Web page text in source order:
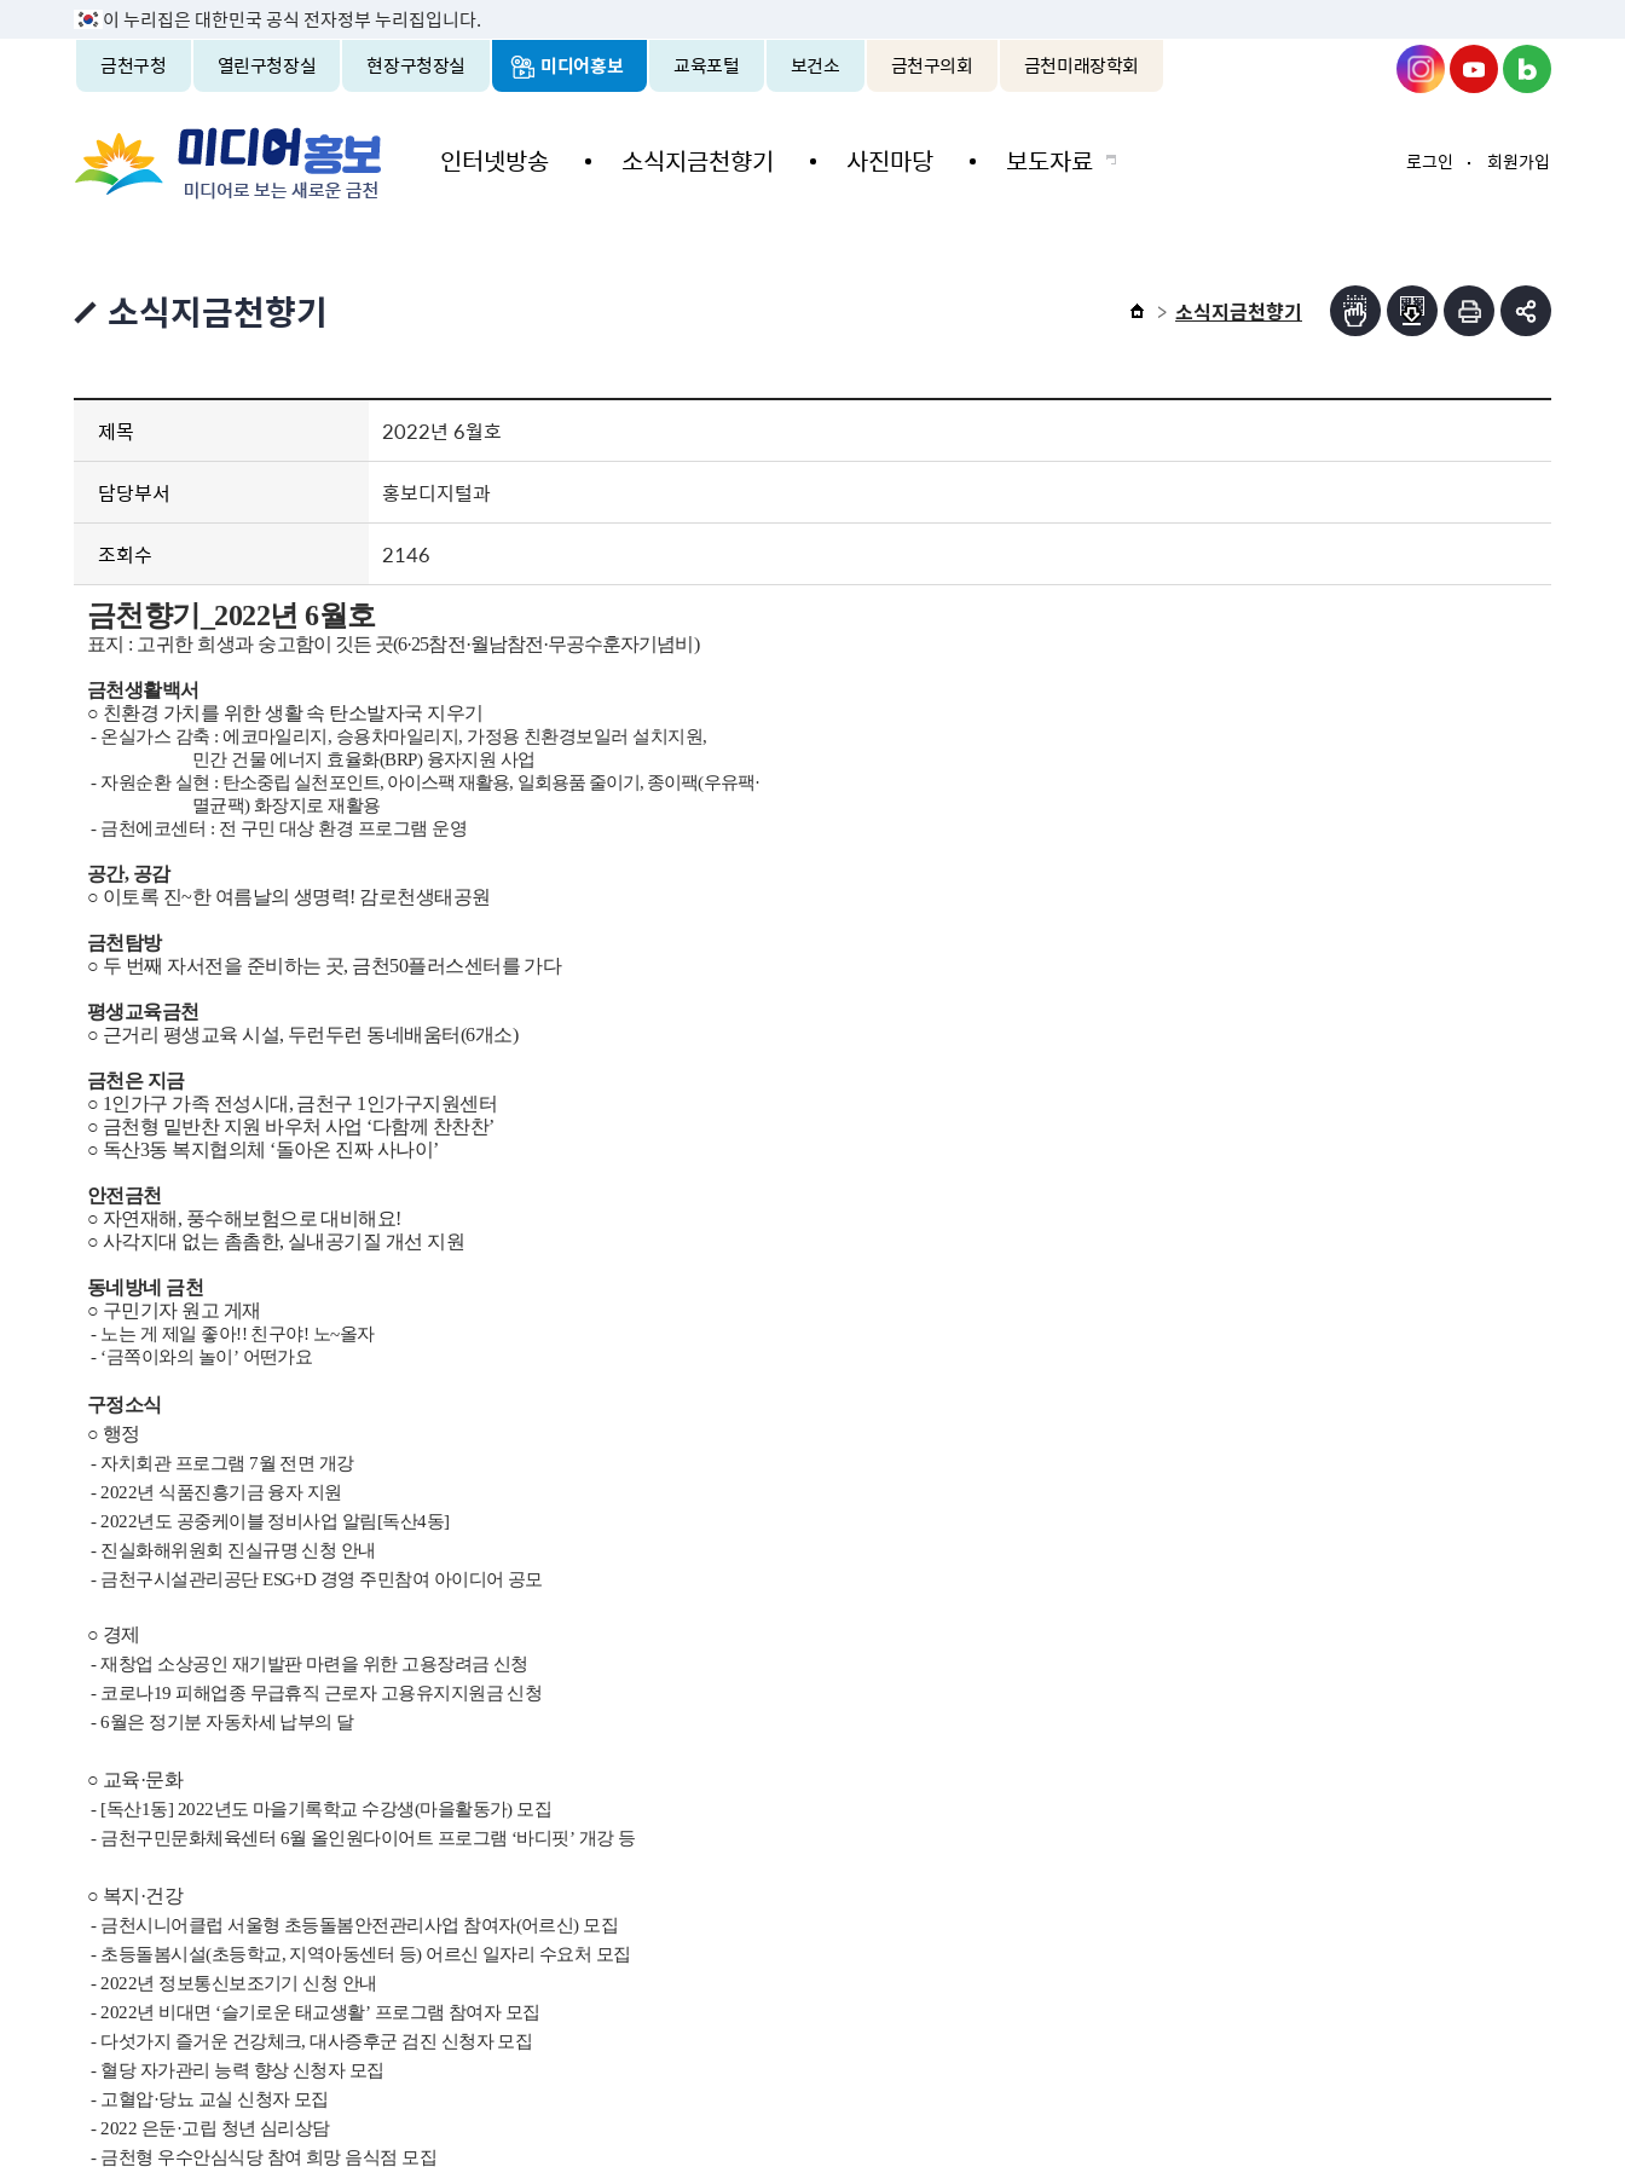
이 누리집은 대한민국 공식 전자정부 누리집입니다.
금천구청
열린구청장실 현장구청장실 미디어홍보 교육포털 보건소 금천구의회 금천미래장학회
인터넷방송 소식지금천향기 사진마당 보도자료 로그인 회원가입
소식지금천향기 소식지금천향기
제목 2022년 6월호
담당부서 홍보디지털과
조회수 2146
금천향기 _2022년6월호
표지 : 고귀한 희생과 숭고함이 깃든 곳(6·25참전·월남참전·무공수훈자기념비 )
금천생활백서
○ 친환경 가치를 위한 생활 속 탄소발자국 지우기
- 온실가스 감축 : 에코마일리지 , 승용차마일리지 , 가정용 친환경보일러 설치지원,
민간 건물 에너지 효율화(BRP) 융자지원 사업
- 자원순환 실현 : 탄소중립 실천포인트, 아이스팩 재활용, 일회용품 줄이기 , 종이팩(우유팩·
멸균팩) 화장지로 재활용
- 금천에코센터 : 전 구민 대상 환경 프로그램 운영
공간, 공감
○ 이토록 진~한 여름날의 생명력! 감로천생태공원
금천탐방
○ 두 번째 자서전을 준비하는 곳, 금천50플러스센터를 가다
평생교육금천
○ 근거리 평생교육 시설, 두런두런 동네배움터(6개소)
금천은 지금
○ 1인가구 가족 전성시대 , 금천구 1 인가구지원센터
○ 금천형 밑반찬 지원 바우처 사업 ‘다함께 찬찬찬’
○ 독산3동 복지협의체 ‘돌아온 진짜 사나이 ’
안전금천
○ 자연재해 , 풍수해보험으로 대비해요!
○ 사각지대 없는 촘촘한, 실내공기질 개선 지원
동네방네 금천
○ 구민기자 원고 게재
- 노는 게 제일 좋아!! 친구야! 노~올자
- ‘금쪽이와의 놀이’ 어떤가요
구정소식
○ 행정
- 자치회관 프로그램 7월 전면 개강
- 2022년 식품진흥기금 융자 지원
- 2022년도 공중케이블 정비사업 알림[독산4동]
- 진실화해위원회 진실규명 신청 안내
- 금천구시설관리공단 ESG+D 경영 주민참여 아이디어 공모
○ 경제
-재창업 소상공인 재기발판 마련을 위한 고용장려금 신청
- 코로나19 피해업종 무급휴직 근로자 고용유지지원금 신청
- 6월은 정기분 자동차세 납부의 달
○ 교육·문화
- [독산1동] 2022년도 마을기록학교 수강생(마을활동가) 모집
- 금천구민문화체육센터 6월 올인원다이어트 프로그램 ‘바디핏’ 개강 등
○ 복지 ·건강
- 금천시니어클럽 서울형 초등돌봄안전관리사업 참여자(어르신) 모집
- 초등돌봄시설(초등학교, 지역아동센터 등) 어르신 일자리 수요처 모집
- 2022년 정보통신보조기기 신청 안내
- 2022년 비대면 ‘슬기로운 태교생활’ 프로그램 참여자 모집
- 다섯가지 즐거운 건강체크, 대사증후군 검진 신청자 모집
- 혈당 자가관리 능력 향상 신청자 모집
- 고혈압·당뇨 교실 신청자 모집
- 2022 은둔·고립 청년 심리상담
- 금천형 우수안심식당 참여 희망 음식점 모집